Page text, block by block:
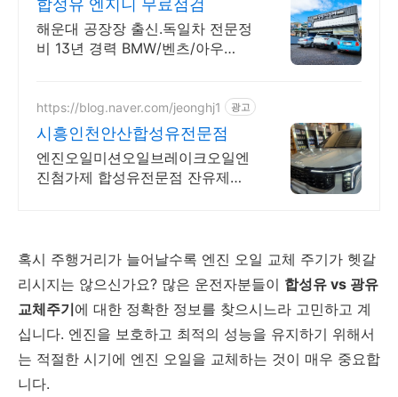
합성유 엔지니 무료점검
해운대 공장장 출신.독일차 전문정
비 13년 경력 BMW/벤츠/아우
https://blog.naver.com/jeonghj1 광고
시흥인천안산합성유전문점
엔진오일미션오일브레이크오일엔
진첨가제 합성유전문점 잔유제거
혹시 주행거리가 늘어날수록 엔진 오일 교체 주기가 헷갈
리시지는 않으신가요? 많은 운전자분들이 합성유 vs 광유
교체주기에 대한 정확한 정보를 찾으시느라 고민하고 계
십니다. 엔진을 보호하고 최적의 성능을 유지하기 위해서
는 적절한 시기에 엔진 오일을 교체하는 것이 매우 중요합
니다.